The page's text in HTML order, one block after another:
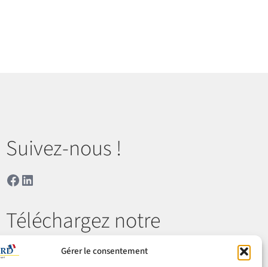
Gérer le consentement
Suivez-nous !
Facebook
LinkedIn
Téléchargez notre
catalogue